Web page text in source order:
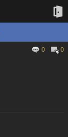
0 0